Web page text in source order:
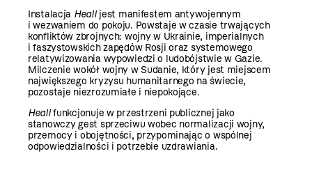
Instalacja Healljest manifestem antywojennym
i wezwaniem do pokoju. Powstaje w czasie trwających
konfliktów zbrojnych: wojny w Ukrainie, imperialnych
i faszystowskich zapędów Rosji oraz systemowego
relatywizowania wypowiedzi o ludobójstwie w Gazie.
Milczenie wokół wojny w Sudanie, który jest miejscem
największego kryzysu humanitarnego na świecie,
pozostaje niezrozumiałe i niepokojące.
Heallfunkcjonuje w przestrzeni publicznej jako
stanowczy gest sprzeciwu wobec normalizacji wojny,
przemocy i obojętności, przypominając o wspólnej
odpowiedzialności i potrzebie uzdrawiania.